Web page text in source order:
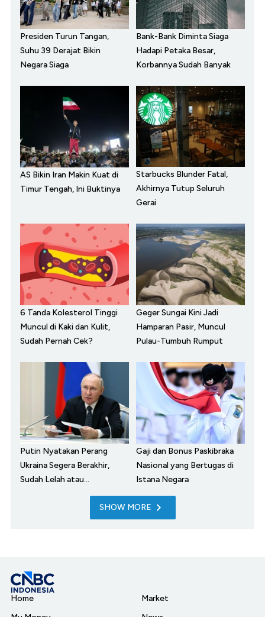
Presiden Turun Tangan,
Suhu 39 Derajat Bikin
Negara Siaga
Bank-Bank Diminta Siaga
Hadapi Petaka Besar,
Korbannya Sudah Banyak
AS Bikin Iran Makin Kuat di
Timur Tengah, Ini Buktinya
Starbucks Blunder Fatal,
Akhirnya Tutup Seluruh
Gerai
6 Tanda Kolesterol Tinggi
Muncul di Kaki dan Kulit,
Sudah Pernah Cek?
Geger Sungai Kini Jadi
Hamparan Pasir, Muncul
Pulau-Tumbuh Rumput
Putin Nyatakan Perang
Ukraina Segera Berakhir,
Sudah Lelah atau...
Gaji dan Bonus Paskibraka
Nasional yang Bertugas di
Istana Negara
SHOW MORE
Home
Market